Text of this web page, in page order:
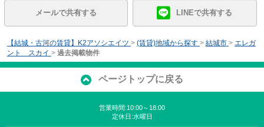
メールで共有する LINEで共有する
【結城・古河の賃貸】K2アソシエイツ > (賃貸)地域から探す > 結城市 > エレガ
ント スカイ > 過去掲載物件
ページトップに戻る
営業時間:10:00～18:00
定休日:水曜日